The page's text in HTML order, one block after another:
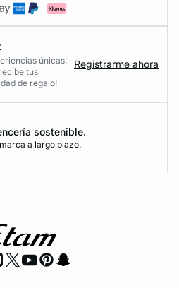
únicas.
tus
de regalo!
Registrarme ahora
sostenible.
a largo plazo.